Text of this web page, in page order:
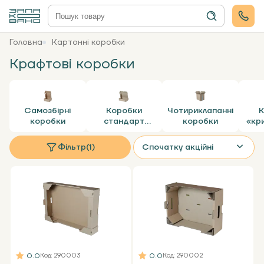
Головна Картонні коробки
Крафтові коробки
Самозбірні
коробки
Коробки
стандарт
Чотириклапанні
коробки
Фільтр(1) Спочатку акційні
0.0Код: 290003 0.0Код: 290002